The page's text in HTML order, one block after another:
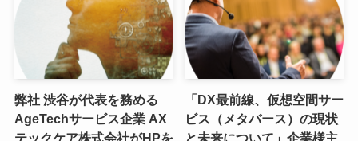
弊社 渋谷が代表を務める
AgeTechサービス企業 AX
テックケア株式会社がHPを
「DX最前線、仮想空間サー
ビス（メタバース）の現状
と未来について」企業様主